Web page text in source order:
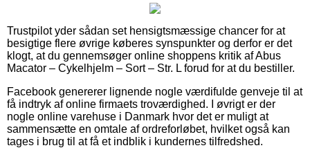
Trustpilot yder sådan set hensigtsmæssige chancer for at
besigtige flere øvrige køberes synspunkter og derfor er det
klogt, at du gennemsøger online shoppens kritik af Abus
Macator – Cykelhjelm – Sort – Str. L forud for at du bestiller.
Facebook genererer lignende nogle værdifulde genveje til at
få indtryk af online firmaets troværdighed. I øvrigt er der
nogle online varehuse i Danmark hvor det er muligt at
sammensætte en omtale af ordreforløbet, hvilket også kan
tages i brug til at få et indblik i kundernes tilfredshed.